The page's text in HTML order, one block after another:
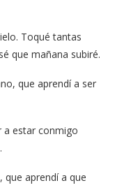
Toqué tantas
que mañana subiré.
que aprendí a ser
a estar conmigo
que aprendí a que